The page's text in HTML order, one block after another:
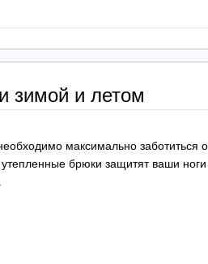
зимой и летом
максимально заботиться
брюки защитят ваши